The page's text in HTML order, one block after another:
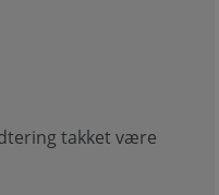
takket være